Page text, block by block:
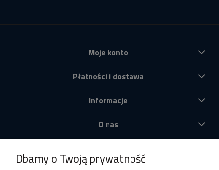
Moje konto
Płatności i dostawa
Informacje
O nas
Dbamy o Twoją prywatność